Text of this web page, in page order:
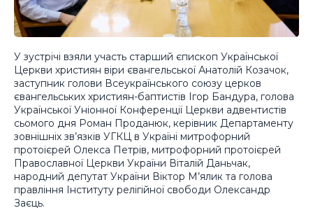
У зустрічі взяли участь старший єпископ Української
Церкви християн віри євангельської Анатолій Козачок,
заступник голови Всеукраїнського союзу церков
євангельських християн-баптистів Ігор Бандура, голова
Української Уніонної Конференції Церкви адвентистів
сьомого дня Роман Проданюк, керівник Департаменту
зовнішніх зв’язків УГКЦ в Україні митрофорний
протоієрей Олекса Петрів, митрофорний протоієрей
Православної Церкви України Віталій Даньчак,
народний депутат України Віктор М’ялик та голова
правління Інституту релігійної свободи Олександр
Заєць.